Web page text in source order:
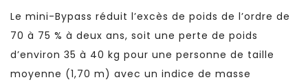
Le mini-Bypass réduit l’excès de poids de l’ordre de
70 à 75 % à deux ans, soit une perte de poids
d’environ 35 à 40 kg pour une personne de taille
moyenne (1,70 m) avec un indice de masse